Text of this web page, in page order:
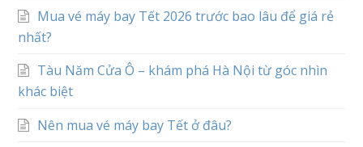
Mua vé máy bay Tết 2026 trước bao lâu để giá rẻ
nhất?
Tàu Năm Cửa Ô – khám phá Hà Nội từ góc nhìn
khác biệt
Nên mua vé máy bay Tết ở đâu?